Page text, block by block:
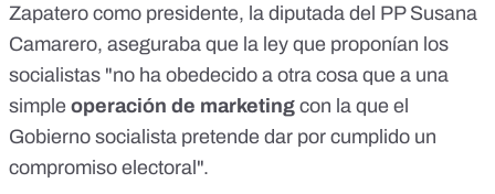
Zapatero como presidente, la diputada del PP Susana
Camarero, aseguraba que la ley que proponían los
socialistas "no ha obedecido a otra cosa que a una
simple operación de marketing con la que el
Gobierno socialista pretende dar por cumplido un
compromiso electoral".